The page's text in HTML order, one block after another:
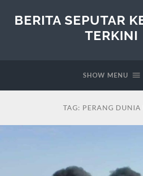
BERITA SEPUTAR
TERKINI
SHOW MENU
TAG: PERANG DUNIA